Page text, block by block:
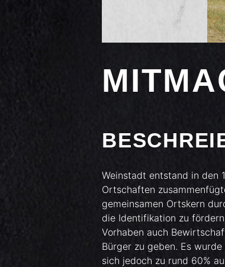
Weinstadt entstand in den
Ortschaften
gemeinsamen Ortskern
die Identifikation zu
Vorhaben auch
Bürger zu geben. Es
sich jedoch zu rund 60%